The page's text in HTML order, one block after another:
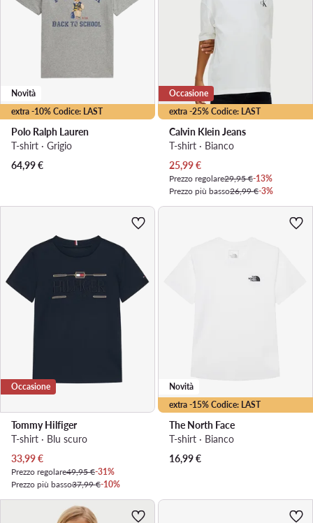
extra -10% Codice: LAST
Novità
Polo Ralph Lauren
T-shirt · Grigio
64,99€
extra -25% Codice: LAST
Occasione
Calvin Klein Jeans
T-shirt · Bianco
Prezzo attuale
25,99€
Prezzo regolare29,95 €-13%
Prezzo più basso26,99 €-3%
Occasione
Tommy Hilfiger
T-shirt · Blu scuro
Prezzo attuale
33,99€
Prezzo regolare49,95 €-31%
Prezzo più basso37,99 €-10%
extra -15% Codice: LAST
Novità
The North Face
T-shirt · Bianco
16,99€